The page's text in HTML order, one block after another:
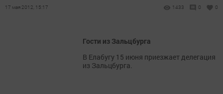
17 мая 2012, 15:17 1433 0 0
Гости из Зальцбурга
В Елабугу 15 июня приезжает делегация
из Зальцбурга.